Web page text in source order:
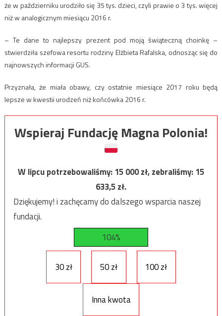
że w październiku urodziło się 35 tys. dzieci, czyli prawie o 3 tys. więcej
niż w analogicznym miesiącu 2016 r.
– Te dane to najlepszy prezent pod moją świąteczną choinkę –
stwierdziła szefowa resortu rodziny Elżbieta Rafalska, odnosząc się do
najnowszych informacji GUS.
Przyznała, że miała obawy, czy ostatnie miesiące 2017 roku będą
lepsze w kwestii urodzeń niż końcówka 2016 r.
Wspieraj Fundację Magna Polonia!
W lipcu potrzebowaliśmy:15 000zł, zebraliśmy:15
633,5zł.
Dziękujemy! i zachęcamy do dalszego wsparcia naszej
fundacji.
104%
30 zł 50 zł 100 zł
Inna kwota